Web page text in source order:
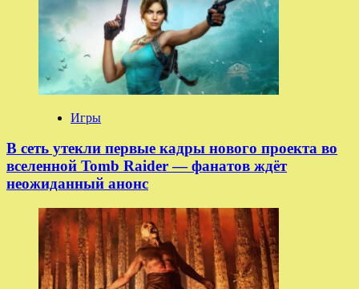
Игры
В сеть утекли первые кадры нового проекта во
вселенной Tomb Raider — фанатов ждёт
неожиданный анонс